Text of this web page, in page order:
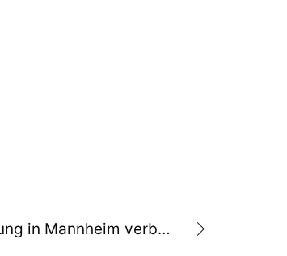
Antrag: Beleuchtung in Mannheim verbessern